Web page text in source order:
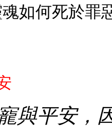
如何死於罪
寵與平安，